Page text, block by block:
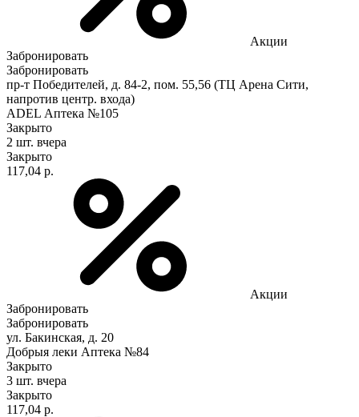
Акции
Забронировать
Забронировать
пр-т Победителей, д. 84-2, пом. 55,56 (ТЦ Арена Сити,
напротив центр. входа)
ADEL Аптека №105
Закрыто
2 шт. вчера
Закрыто
117,04 р.
Акции
Забронировать
Забронировать
ул. Бакинская, д. 20
Добрыя леки Аптека №84
Закрыто
3 шт. вчера
Закрыто
117,04 р.